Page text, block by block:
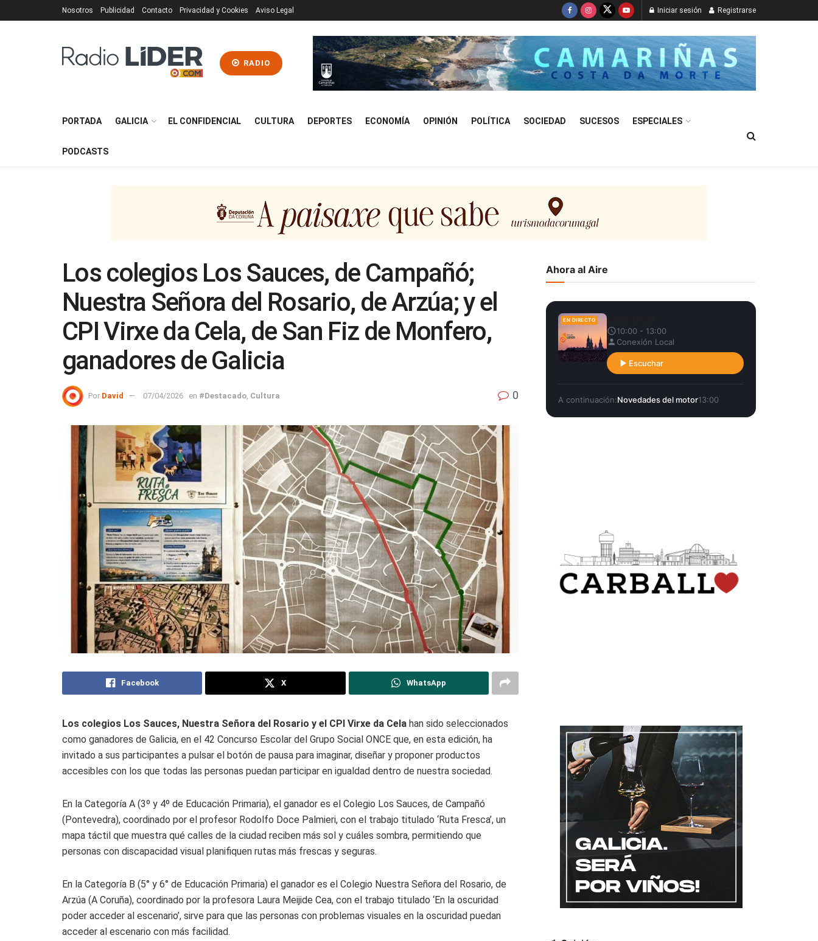
Nosotros Publicidad Contacto Privacidad y Cookies Aviso Legal Iniciar sesión Registrarse
RADIO
PORTADA GALICIA EL CONFIDENCIAL CULTURA DEPORTES ECONOMÍA OPINIÓN POLÍTICA SOCIEDAD SUCESOS ESPECIALES
PODCASTS
Los colegios Los Sauces, de Campañó;
Nuestra Señora del Rosario, de Arzúa; y el
CPI Virxe da Cela, de San Fiz de Monfero,
ganadores de Galicia
Por David 07/04/2026 en #Destacado Cultura 0
Facebook X WhatsApp
Los colegios Los Sauces, Nuestra Señora del Rosario y el CPI Virxe da Cela han sido seleccionados
como ganadores de Galicia, en el 42 Concurso Escolar del Grupo Social ONCE que, en esta edición, ha
invitado a sus participantes a pulsar el botón de pausa para imaginar, diseñar y proponer productos
accesibles con los que todas las personas puedan participar en igualdad dentro de nuestra sociedad.
En la Categoría A (3º y 4º de Educación Primaria), el ganador es el Colegio Los Sauces, de Campañó
(Pontevedra), coordinado por el profesor Rodolfo Doce Palmieri, con el trabajo titulado ‘Ruta Fresca’, un
mapa táctil que muestra qué calles de la ciudad reciben más sol y cuáles sombra, permitiendo que
personas con discapacidad visual planifiquen rutas más frescas y seguras.
En la Categoría B (5° y 6° de Educación Primaria) el ganador es el Colegio Nuestra Señora del Rosario, de
Arzúa (A Coruña), coordinado por la profesora Laura Meijide Cea, con el trabajo titulado ‘En la oscuridad
poder acceder al escenario’, sirve para que las personas con problemas visuales en la oscuridad puedan
acceder al escenario con más facilidad.
Ahora al Aire
EN DIRECTO
10:00 - 13:00
Conexión Local
Escuchar
A continuación:Novedades del motor13:00